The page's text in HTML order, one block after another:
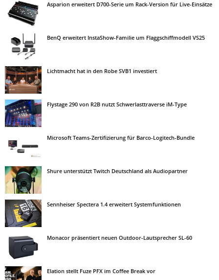
Asparion erweitert D700-Serie um Rack-Version für Live-Einsätze
BenQ erweitert InstaShow-Familie um Flaggschiffmodell VS25
Lichtmacht hat in den Robe SVB1 investiert
Flystage 290 von R2B nutzt Schwerlasttraverse iM-Type
Microsoft Teams-Zertifizierung für Barco-Logitech-Bundle
Shure unterstützt Twitch Deutschland als Audiopartner
Sennheiser Spectera 1.4 erweitert Systemfunktionen
Monacor präsentiert neuen Outdoor-Lautsprecher SL-60
Elation stellt Fuze PFX im Coffee Break vor